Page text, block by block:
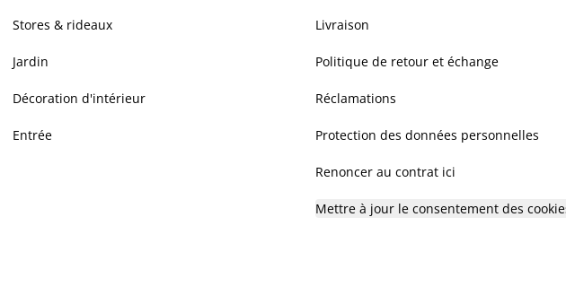
Stores & rideaux
Jardin
Décoration d'intérieur
Entrée
Livraison
Politique de retour et échange
Réclamations
Protection des données personnelles
Renoncer au contrat ici
Mettre à jour le consentement des